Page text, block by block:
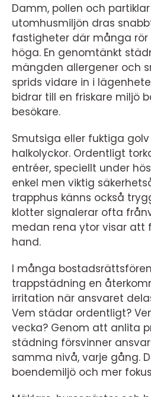
Damm, pollen och
utomhusmiljön dras
fastigheter där många rör
höga. En genomtänkt
mängden allergener och
sprids vidare in i
bidrar till en friskare miljö
besökare.
Smutsiga eller fuktiga
halkolyckor. Ordentligt
entréer, speciellt under
enkel men viktig
trapphus känns också
klotter signalerar ofta
medan rena ytor visar att
hand.
I många
trappstädning en
irritation när ansvaret
Vem städar ordentligt?
vecka? Genom att anlita
städning försvinner
samma nivå, varje gång.
boendemiljö och mer